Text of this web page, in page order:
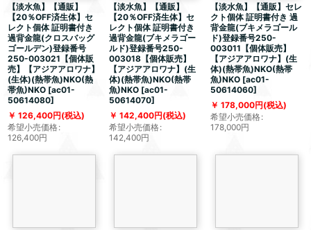
【淡水魚】【通販】
【20％OFF済生体】セ
レクト個体 証明書付き
過背金龍(クロスバッグ
ゴールデン)登録番号
250-003021【個体販
売】【アジアアロワナ】
(生体)(熱帯魚)NKO(熱
帯魚)NKO [ac01-
50614080]
126,400円(税込)
希望小売価格:
126,400円
【淡水魚】【通販】
【20％OFF済生体】セ
レクト個体 証明書付き
過背金龍(ブキメラゴー
ルド)登録番号250-
003018【個体販売】
【アジアアロワナ】(生
体)(熱帯魚)NKO(熱帯
魚)NKO [ac01-
50614070]
142,400円(税込)
希望小売価格:
142,400円
【淡水魚】【通販】セレ
クト個体 証明書付き 過
背金龍(ブキメラゴール
ド)登録番号250-
003011【個体販売】
【アジアアロワナ】(生
体)(熱帯魚)NKO(熱帯
魚)NKO [ac01-
50614060]
178,000円(税込)
希望小売価格:
178,000円